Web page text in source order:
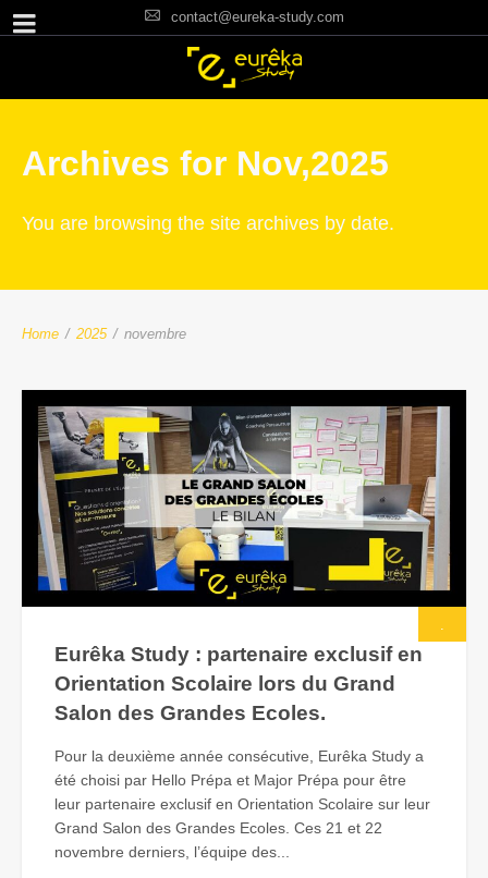
contact@eureka-study.com
Archives for Nov,2025
You are browsing the site archives by date.
Home / 2025 / novembre
Eurêka Study : partenaire exclusif en
Orientation Scolaire lors du Grand
Salon des Grandes Ecoles.
Pour la deuxième année consécutive, Eurêka Study a
été choisi par Hello Prépa et Major Prépa pour être
leur partenaire exclusif en Orientation Scolaire sur leur
Grand Salon des Grandes Ecoles. Ces 21 et 22
novembre derniers, l’équipe des...